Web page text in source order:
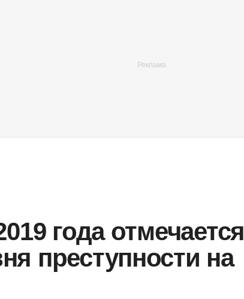
года отмечается
преступности на